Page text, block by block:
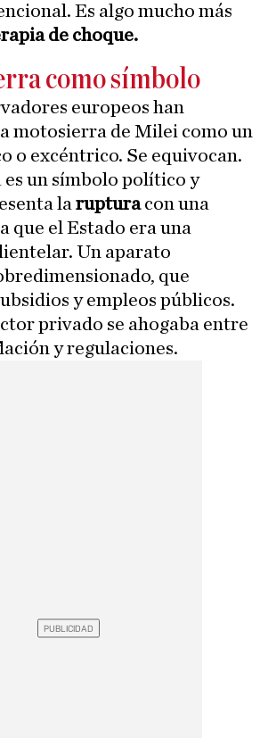
Es algo mucho más
de choque.
como símbolo
europeos han
motosierra de Milei como un
o excéntrico. Se equivocan.
un símbolo político y
la rupturacon una
que el Estado era una
Un aparato
que
y empleos públicos.
privado se ahogaba entre
y regulaciones.